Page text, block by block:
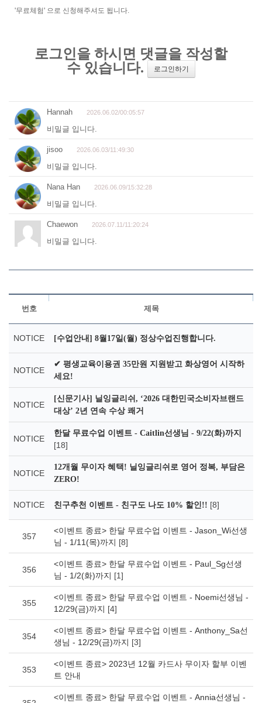
'무료체험' 으로 신청해주셔도 됩니다.